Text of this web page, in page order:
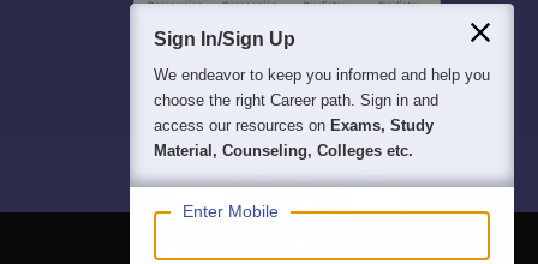
Sign In/Sign Up
We endeavor to keep you informed and help you
choose the right Career path. Sign in and
access our resources on Exams, Study
Material, Counseling, Colleges etc.
Enter Mobile